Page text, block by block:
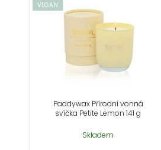
VEGAN
Paddywax Přírodní vonná
svíčka Petite Lemon 141 g
Skladem